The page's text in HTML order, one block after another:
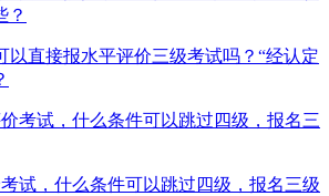
以直接报水平评价三级考试吗？“经认定
试，什么条件可以跳过四级，报名三级